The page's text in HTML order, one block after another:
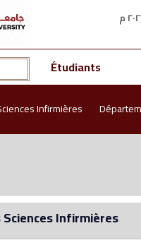
Étudiants
Infirmières
Infirmières